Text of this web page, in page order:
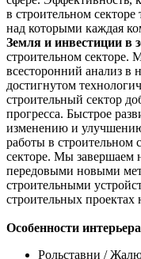
в строительном
над которыми каждая
Земля и инвестиции в
строительном секторе.
всесторонний анализ в
достигнутом
строительный сектор
прогресса. Быстрое
изменению и
работы в строительном
секторе. Мы завершаем
передовыми новыми
строительными
строительных
Особенности интерьера
Рольставни /